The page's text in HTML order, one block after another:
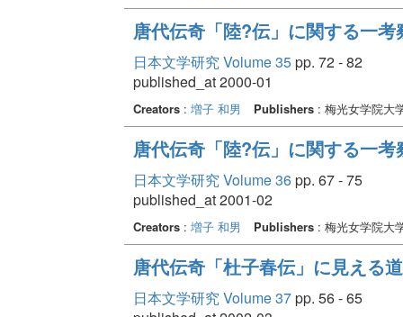
唐代伝奇「陸?伝」に関する一
日本文学研究 Volume 35pp. 72 - 82
published_at 2000-01
Creators: 増子 和男 Publishers: 梅光女学院大
唐代伝奇「陸?伝」に関する一考
日本文学研究 Volume 36pp. 67 - 75
published_at 2001-02
Creators: 増子 和男 Publishers: 梅光女学院大
唐代伝奇「杜子春伝」に見える
日本文学研究 Volume 37pp. 56 - 65